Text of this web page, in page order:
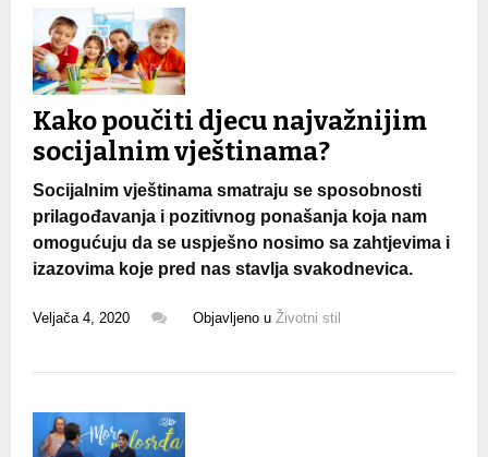
Kako poučiti djecu najvažnijim
socijalnim vještinama?
Socijalnim vještinama smatraju se sposobnosti
prilagođavanja i pozitivnog ponašanja koja nam
omogućuju da se uspješno nosimo sa zahtjevima i
izazovima koje pred nas stavlja svakodnevica.
Veljača 4, 2020 Objavljeno u Životni stil